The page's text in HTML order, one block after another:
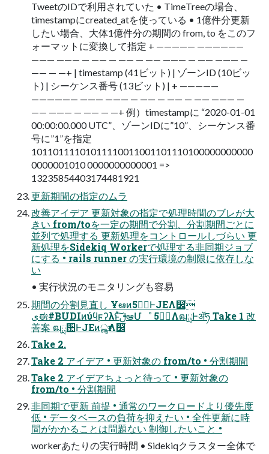
TweetのIDで利⽤されていた • TimeTreeの場合、
timestampにcreated_atを使っている • 1億件分更新
したい場合、⼤体1億件分の期間の from, to をこのフ
ォーマットに変換して指定 + ————— ——————
——— ——— — —— — —— — —— ——— — —— ——— —
—— — —+ | timestamp (41ビット) | ゾーンID (10ビッ
ト) | シーケンス番号 (13ビット) | + —————
—————— ——— ——— — —— — —— — —— ——— —
—— ——— — —— — —+ 例）timestampに “2020-01-01
00:00:00.000 UTC”、ゾーンIDに”10”、シーケンス番
号に”1”を指定
10110111101011110011001101110100000000000
0000001010 0000000000001 =>
13235854403174481921
更新期間の指定のムラ
改善アイデア 更新対象の指定で処理時間のブレが⼤
きい from/toを⼀定の期間で分割、分割期間ごとに
並列で処理する 更新処理をコントロールしづらい 更
新処理をSidekiq Workerで処理する⾮同期ジョブ
にする • rails runner の実⾏環境の制限に依存しな
い
• 実⾏状況のモニタリングも容易
期間の分割⾒直し Ұఆͷظؒ5ͰJEΛ෼ׂ
ىಈ#BUDIͷύϥϝʔλͱͯ͠ࢦఆՄೳ ظؒ5ΛฒྻͰॲཧ Take 1 改
善案 ฒྻ਺ͰJEͷൣғΛ෼ׂ
Take 2.
Take 2 アイデア • 更新対象の from/to • 分割期間
Take 2 アイデアちょっと待って • 更新対象の
from/to • 分割期間
⾮同期で更新 前提 • 通常のワークロードより優先度
低 • データベースの負荷を抑えたい • 全件更新に時
間がかかることは問題ない 制御したいこと •
workerあたりの実⾏時間 • Sidekiqクラスター全体で